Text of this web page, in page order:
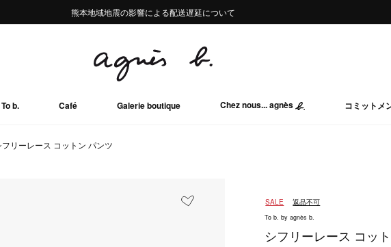
熊本地域地震の影響による配送遅延について
Summer Sale 2buy10%OFF!!
熊本地域地震の影響による配送遅延について
Summer Sale 2buy10%OFF!!
To b. Café Galerie boutique Chez nous... agnès コミットメ
フリーレース コットン パンツ
SALE 返品不可
To b. by agnès b.
シフリーレース コッ